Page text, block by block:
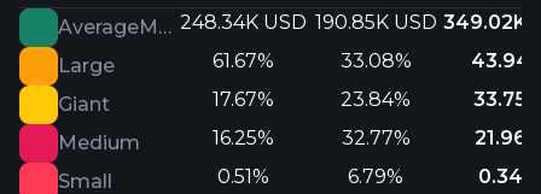
AverageMarketCap 248.34K USD 190.85K USD 349.02K
Large
61.67% 33.08%
Giant
17.67% 23.84%
Medium
16.25% 32.77%
Small
0.51% 6.79%
0.34%